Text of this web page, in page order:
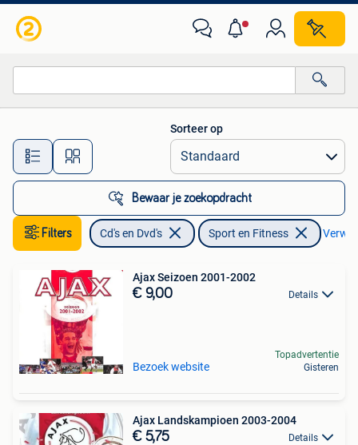
Alle afstanden…
Sorteer op
Bewaar je zoekopdracht
Filters Cd's en Dvd's Sport en Fitness
Ajax Seizoen 2001-2002
€ 9,00 Details
Bezoek website
Topadvertentie
Gisteren
Ajax Landskampioen 2003-2004
€ 5,75 Details